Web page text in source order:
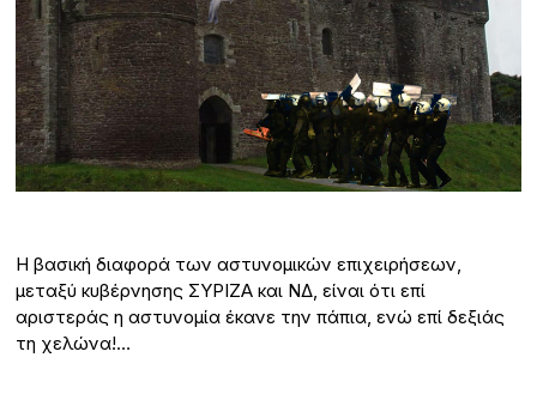
Η βασική διαφορά των αστυνομικών επιχειρήσεων,
μεταξύ κυβέρνησης ΣΥΡΙΖΑ και ΝΔ, είναι ότι επί
αριστεράς η αστυνομία έκανε την πάπια, ενώ επί δεξιάς
τη χελώνα!…